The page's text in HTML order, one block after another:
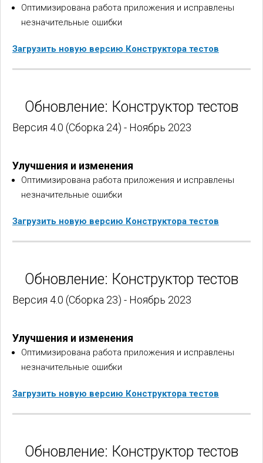
Оптимизирована работа приложения и исправлены
незначительные ошибки
Загрузить новую версию Конструктора тестов
Обновление: Конструктор тестов
Версия 4.0 (Сборка 24) - Ноябрь 2023
Улучшения и изменения
Оптимизирована работа приложения и исправлены
незначительные ошибки
Загрузить новую версию Конструктора тестов
Обновление: Конструктор тестов
Версия 4.0 (Сборка 23) - Ноябрь 2023
Улучшения и изменения
Оптимизирована работа приложения и исправлены
незначительные ошибки
Загрузить новую версию Конструктора тестов
Обновление: Конструктор тестов